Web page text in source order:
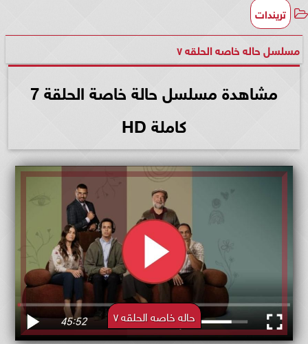
تريندات
مسلسل حاله خاصه الحلقه ٧
مشاهدة مسلسل حالة خاصة الحلقة 7
كاملة HD
حاله خاصه الحلقه ٧